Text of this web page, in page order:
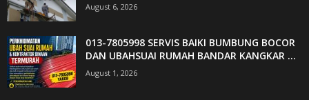
August 6, 2026
013-7805998 SERVIS BAIKI BUMBUNG BOCOR
DAN UBAHSUAI RUMAH BANDAR KANGKAR ...
August 1, 2026